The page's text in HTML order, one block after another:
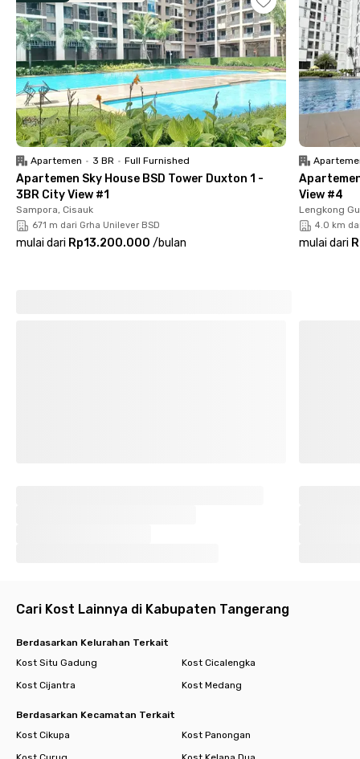
Jabodetabek, sementara taksi dan ojek online mudah
didapatkan di sekitar kost eksklusif BSD ini.
Semua kamar di Biru Studento BSD sudah berfurnitur lengkap
dengan Wi-Fi serta kamar mandi dalam dengan pemanas air.
Tersedia pula fasilitas area komunal, dapur, pantry, mesin cuci,
parkiran, dan CCTV. Malas bebersih? Request saja room
cleaning, fasilitasnya ala sultan banget!
Sudah siap pindah ke kost coliving eksklusif khusus putri yang
#SenyamanDiRumah? Booking sekarang!
Cari kost lain di BSD.
Apartemen • 3 BR • Full Furnished
Apartemen Sky House BSD Tower Duxton 1 -
3BR City View #1
Sampora, Cisauk
671 m dari Grha Unilever BSD
mulai dari Rp13.200.000 /bulan
View #4
Lengkong
4.0 km
mulai dari
Cari Kost Lainnya di Kabupaten Tangerang
Berdasarkan Kelurahan Terkait
Kost Situ Gadung
Kost Cicalengka
Kost Cijantra
Kost Medang
Berdasarkan Kecamatan Terkait
Kost Cikupa
Kost Panongan